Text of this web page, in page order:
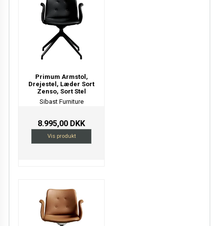
Primum Armstol,
Drejestel, Læder Sort
Zenso, Sort Stel
Sibast Furniture
8.995,00 DKK
Vis produkt